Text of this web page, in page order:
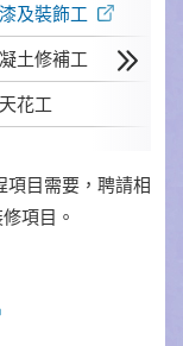
及裝飾工
土修補工
花工
項目需要，聘請相
項目。